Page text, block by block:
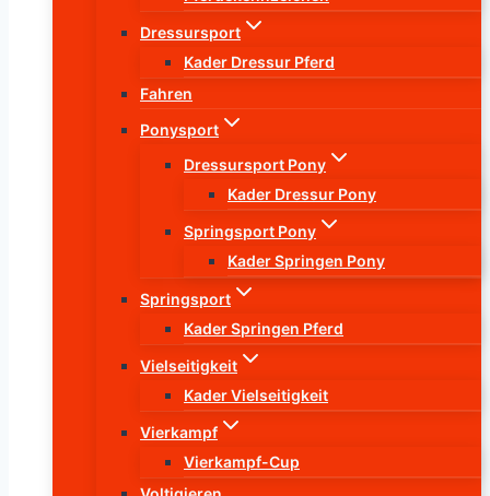
Dressursport
Kader Dressur Pferd
Fahren
Ponysport
Dressursport Pony
Kader Dressur Pony
Springsport Pony
Kader Springen Pony
Springsport
Kader Springen Pferd
Vielseitigkeit
Kader Vielseitigkeit
Vierkampf
Vierkampf-Cup